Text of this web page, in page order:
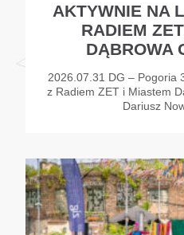
AKTYWNIE NA
RADIEM
DĄBROWA
2026.07.31 DG – Pogoria
z Radiem ZET i Miastem
Dariusz